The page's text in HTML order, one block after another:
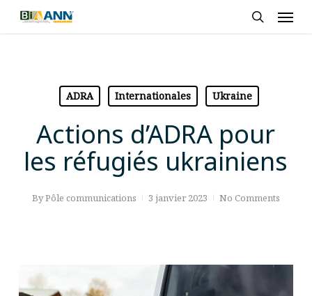
Skip
ADRA Internationales Ukraine
Actions d’ADRA pour
les réfugiés ukrainiens
ByPôle communications 3 janvier 2023 No Comments